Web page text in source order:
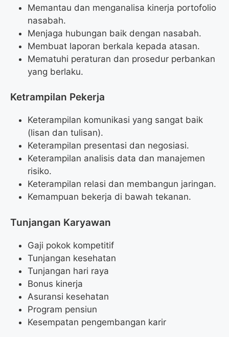
Memantau dan menganalisa kinerja portofolio
nasabah.
Menjaga hubungan baik dengan nasabah.
Membuat laporan berkala kepada atasan.
Mematuhi peraturan dan prosedur perbankan
yang berlaku.
Ketrampilan Pekerja
Keterampilan komunikasi yang sangat baik
(lisan dan tulisan).
Keterampilan presentasi dan negosiasi.
Keterampilan analisis data dan manajemen
risiko.
Keterampilan relasi dan membangun jaringan.
Kemampuan bekerja di bawah tekanan.
Tunjangan Karyawan
Gaji pokok kompetitif
Tunjangan kesehatan
Tunjangan hari raya
Bonus kinerja
Asuransi kesehatan
Program pensiun
Kesempatan pengembangan karir